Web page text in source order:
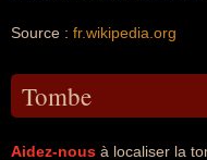
Source : fr.wikipedia.org
Tombe
Aidez-nous à localiser la